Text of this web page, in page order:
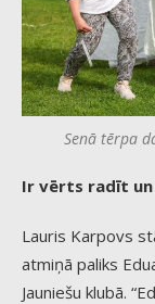
Senā tērpa
Ir vērts radīt
Lauris Karpovs
atmiņā paliks
Jauniešu klubā.